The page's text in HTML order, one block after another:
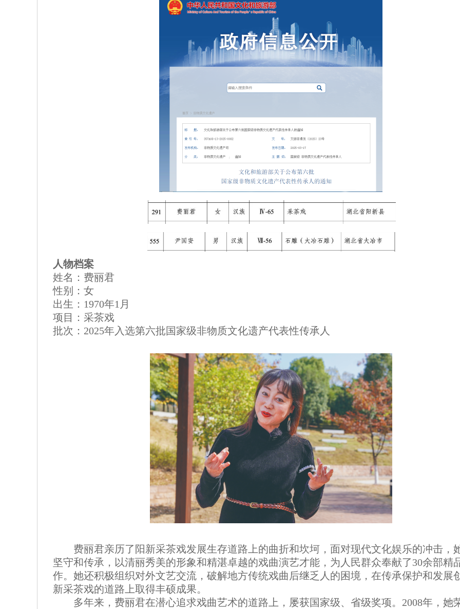
人物档案
姓名：费丽君
性别：女
出生：1970年1月
项目：采茶戏
批次：2025年入选第六批国家级非物质文化遗产代表性传承人
费丽君亲历了阳新采茶戏发展生存道路上的曲折和坎坷，面对现代文化娱乐的冲击，
坚守和传承，以清丽秀美的形象和精湛卓越的戏曲演艺才能，为人民群众奉献了30余部精
作。她还积极组织对外文艺交流，破解地方传统戏曲后继乏人的困境，在传承保护和发展
新采茶戏的道路上取得丰硕成果。
多年来，费丽君在潜心追求戏曲艺术的道路上，屡获国家级、省级奖项。2008年，她